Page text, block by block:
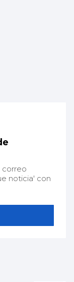
correo
noticia' con